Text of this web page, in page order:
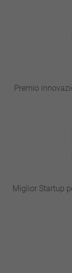
Premio
Miglior Startup